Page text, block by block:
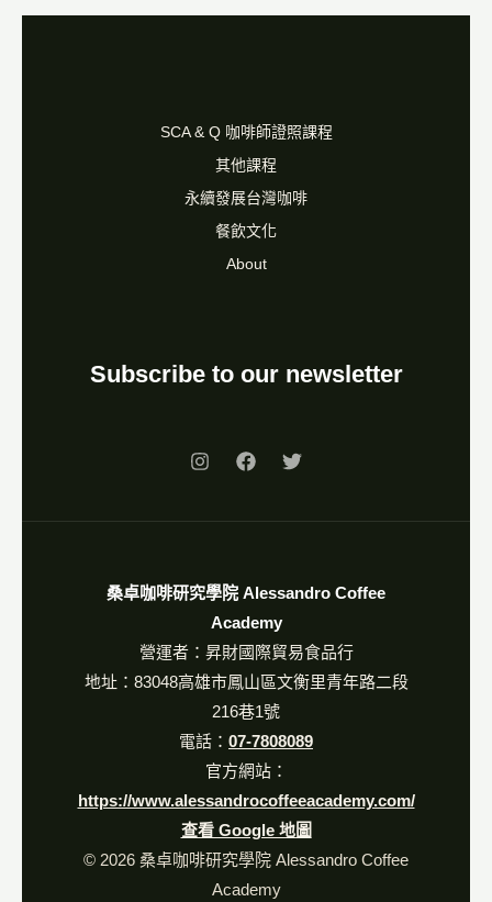
SCA & Q 咖啡師證照課程
其他課程
永續發展台灣咖啡
餐飲文化
About
Subscribe to our newsletter
桑卓咖啡研究學院 Alessandro Coffee
Academy
營運者：昇財國際貿易食品行
地址：83048高雄市鳳山區文衡里青年路二段
216巷1號
電話： 07-7808089
官方網站：
https://www.alessandrocoffeeacademy.com/
查看 Google 地圖
© 2026 桑卓咖啡研究學院 Alessandro Coffee
Academy